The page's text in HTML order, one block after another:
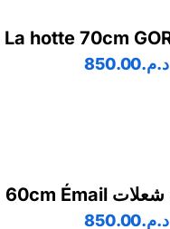
د.م.850.00
د.م.850.00